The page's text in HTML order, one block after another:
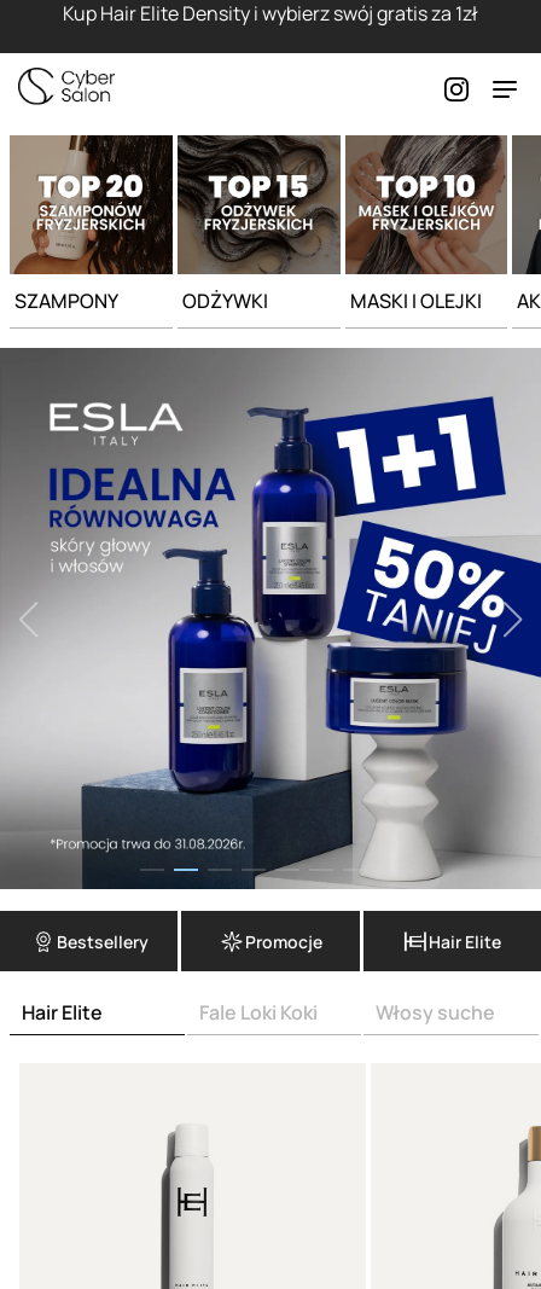
Kup Hair Elite Density i wybierz swój gratis za 1zł
SZAMPONY ODŻYWKI MASKI I OLEJKI
Bestsellery Promocje Hair Elite
Hair Elite Fale Loki Koki Włosy suche
Strona główna - Cyber Salon